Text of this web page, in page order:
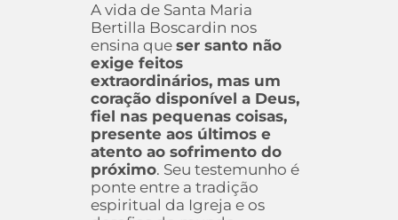
A vida de Santa Maria
Bertilla Boscardin nos
ensina queser santo não
exige feitos
extraordinários, mas um
coração disponível a Deus,
fiel nas pequenas coisas,
presente aos últimos e
atento ao sofrimento do
próximo. Seu testemunho é
ponte entre a tradição
espiritual da Igreja e os